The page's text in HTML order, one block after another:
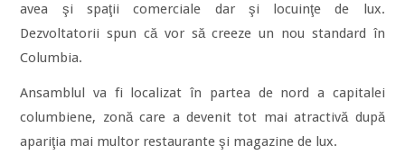
avea şi spaţii comerciale dar şi locuinţe de lux.
Dezvoltatorii spun că vor să creeze un nou standard în
Columbia.
Ansamblul va fi localizat în partea de nord a capitalei
columbiene, zonă care a devenit tot mai atractivă după
apariţia mai multor restaurante şi magazine de lux.